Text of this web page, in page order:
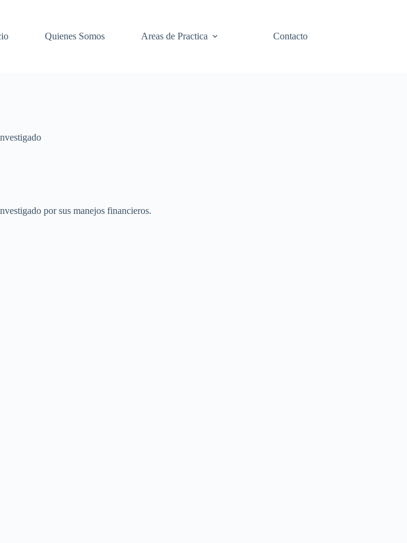
Quienes Somos Areas de Practica Contacto
por sus manejos financieros.